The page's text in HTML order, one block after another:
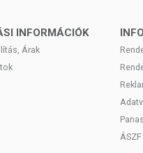
hasonlóan a foszfor is részt
anyagcsere-
szerepe a csontok
támogatja az egészséges
INFORMÁCIÓK
Árak
ÁSZF